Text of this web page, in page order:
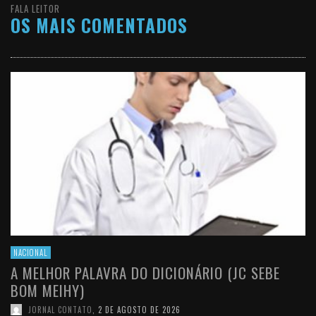
FALA LEITOR
OS MAIS COMENTADOS
NACIONAL
A MELHOR PALAVRA DO DICIONÁRIO (JC SEBE
BOM MEIHY)
JORNAL CONTATO 2 DE AGOSTO DE 2026